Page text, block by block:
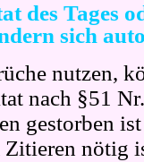
des Tages
sich
nutzen,
nach §51
gestorben
Zitieren nötig